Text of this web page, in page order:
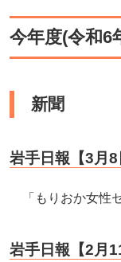
今年度(令和6
新聞
岩手日報【3月8
「もりおか女性
岩手日報【2月